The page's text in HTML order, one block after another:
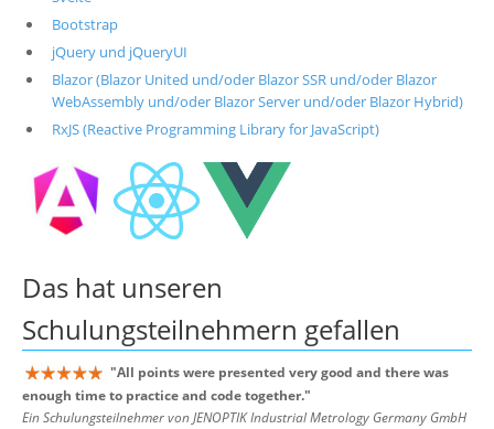
Bootstrap
jQuery und jQueryUI
Blazor (Blazor United und/oder Blazor SSR und/oder Blazor
WebAssembly und/oder Blazor Server und/oder Blazor Hybrid)
RxJS (Reactive Programming Library for JavaScript)
Das hat unseren
Schulungsteilnehmern gefallen
"All points were presented very good and there was
enough time to practice and code together."
Ein Schulungsteilnehmer von JENOPTIK Industrial Metrology Germany GmbH